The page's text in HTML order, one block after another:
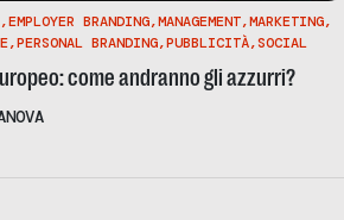
,EMPLOYER BRANDING,MANAGEMENT,MARKETING,
,PERSONAL BRANDING,PUBBLICITÀ,SOCIAL
come andranno gli azzurri?